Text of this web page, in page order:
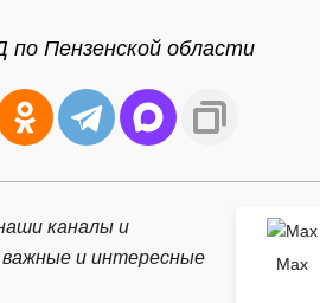
Пензенской области
каналы и
и интересные
Max